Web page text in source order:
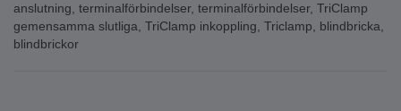
anslutning, terminalförbindelser, terminalförbindelser, TriClamp
gemensamma slutliga, TriClamp inkoppling, Triclamp, blindbricka,
blindbrickor